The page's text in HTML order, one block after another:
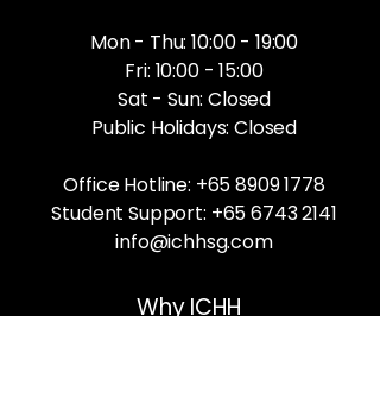
Mon - Thu: 10:00 - 19:00
Fri: 10:00 - 15:00
Sat - Sun: Closed
Public Holidays: Closed
Office Hotline: +65 8909 1778
Student Support: +65 6743 2141
info@ichhsg.com
Why ICHH